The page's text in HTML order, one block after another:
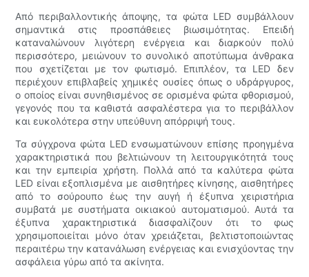
Από περιβαλλοντικής άποψης, τα φώτα LED συμβάλλουν
σημαντικά στις προσπάθειες βιωσιμότητας. Επειδή
καταναλώνουν λιγότερη ενέργεια και διαρκούν πολύ
περισσότερο, μειώνουν το συνολικό αποτύπωμα άνθρακα
που σχετίζεται με τον φωτισμό. Επιπλέον, τα LED δεν
περιέχουν επιβλαβείς χημικές ουσίες όπως ο υδράργυρος,
ο οποίος είναι συνηθισμένος σε ορισμένα φώτα φθορισμού,
γεγονός που τα καθιστά ασφαλέστερα για το περιβάλλον
και ευκολότερα στην υπεύθυνη απόρριψή τους.
Τα σύγχρονα φώτα LED ενσωματώνουν επίσης προηγμένα
χαρακτηριστικά που βελτιώνουν τη λειτουργικότητά τους
και την εμπειρία χρήστη. Πολλά από τα καλύτερα φώτα
LED είναι εξοπλισμένα με αισθητήρες κίνησης, αισθητήρες
από το σούρουπο έως την αυγή ή έξυπνα χειριστήρια
συμβατά με συστήματα οικιακού αυτοματισμού. Αυτά τα
έξυπνα χαρακτηριστικά διασφαλίζουν ότι το φως
χρησιμοποιείται μόνο όταν χρειάζεται, βελτιστοποιώντας
περαιτέρω την κατανάλωση ενέργειας και ενισχύοντας την
ασφάλεια γύρω από τα ακίνητα.